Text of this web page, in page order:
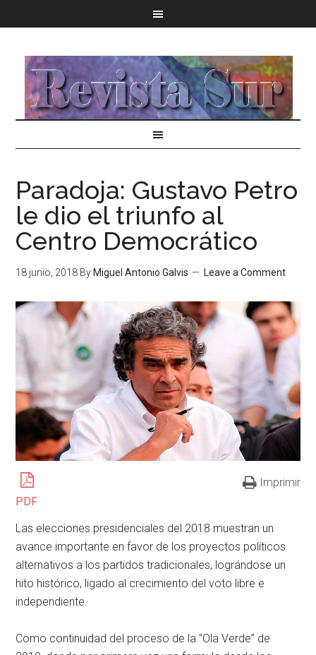
Paradoja: Gustavo Petro
le dio el triunfo al
Centro Democrático
18 junio, 2018 By Miguel Antonio Galvis Leave a Comment
PDF
Imprimir
Las elecciones presidenciales del 2018 muestran un
avance importante en favor de los proyectos políticos
alternativos a los partidos tradicionales, lográndose un
hito histórico, ligado al crecimiento del voto libre e
independiente.
Como continuidad del proceso de la ”Ola Verde” de